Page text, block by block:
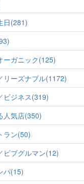
日(281)
ーガニック(125)
リーズナブル(1172)
ビジネス(319)
人気店(350)
ラン(50)
ビブグルマン(12)
パ(15)